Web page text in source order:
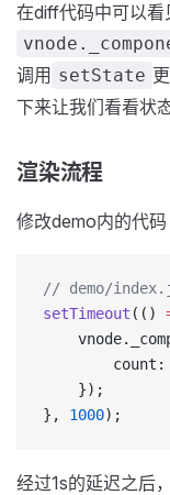
在diff代码中可以
调用 setState
下来让我们看看状
渲染流程
修改demo内的代码
// demo/
setTimeout (()
		count:
	});
}, 1000);
经过1s的延迟之后